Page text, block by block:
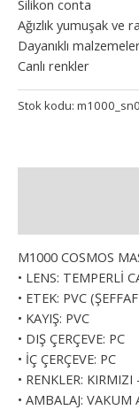
Silikon conta
Ağızlık yumuşak ve
Dayanıklı
Canlı renkler
Stok kodu:
M1000 COSMOS
• LENS: TEMPERLİ
• ETEK: PVC
• KAYIŞ: PVC
• DIŞ ÇERÇEVE: PC
• İÇ ÇERÇEVE: PC
• RENKLER:
• AMBALAJ: VAKUM